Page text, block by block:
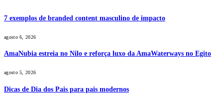
7 exemplos de branded content masculino de impacto
agosto 6, 2026
AmaNubia estreia no Nilo e reforça luxo da AmaWaterways no Egito
agosto 5, 2026
Dicas de Dia dos Pais para pais modernos